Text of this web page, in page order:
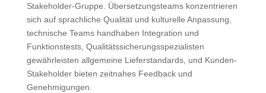
Stakeholder-Gruppe. Übersetzungsteams konzentrieren
sich auf sprachliche Qualität und kulturelle Anpassung,
technische Teams handhaben Integration und
Funktionstests, Qualitätssicherungsspezialisten
gewährleisten allgemeine Lieferstandards, und Kunden-
Stakeholder bieten zeitnahes Feedback und
Genehmigungen.